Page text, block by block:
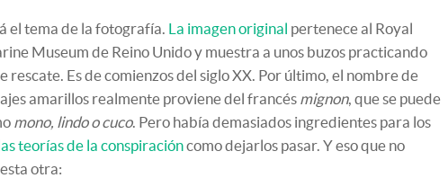
el tema de la fotografía. La imagen original pertenece al Royal
Museum de Reino Unido y muestra a unos buzos practicando
rescate. Es de comienzos del siglo XX. Por último, el nombre de
amarillos realmente proviene del francés mignon, que se puede
mono, lindo o cuco. Pero había demasiados ingredientes para los
teorías de la conspiracióncomo dejarlos pasar. Y eso que no
otra: